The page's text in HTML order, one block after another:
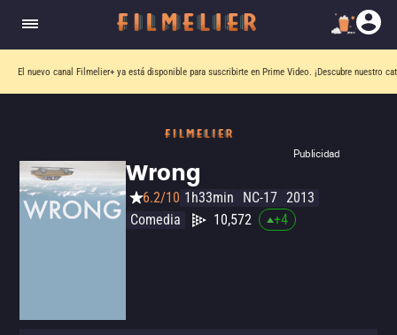
El nuevo canal Filmelier+ ya está disponible para suscribirte en Prime Video. ¡Descubre nuestro
Publicidad
Wrong
6.2/10 1h33min NC-17 2013
Comedia
10,572 +4